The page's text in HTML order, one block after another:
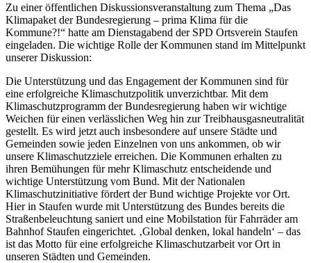
Zu einer öffentlichen Diskussionsveranstaltung zum Thema „Das
Klimapaket der Bundesregierung – prima Klima für die
Kommune?!“ hatte am Dienstagabend der SPD Ortsverein Staufen
eingeladen. Die wichtige Rolle der Kommunen stand im Mittelpunkt
unserer Diskussion:
Die Unterstützung und das Engagement der Kommunen sind für
eine erfolgreiche Klimaschutzpolitik unverzichtbar. Mit dem
Klimaschutzprogramm der Bundesregierung haben wir wichtige
Weichen für einen verlässlichen Weg hin zur Treibhausgasneutralität
gestellt. Es wird jetzt auch insbesondere auf unsere Städte und
Gemeinden sowie jeden Einzelnen von uns ankommen, ob wir
unsere Klimaschutzziele erreichen. Die Kommunen erhalten zu
ihren Bemühungen für mehr Klimaschutz entscheidende und
wichtige Unterstützung vom Bund. Mit der Nationalen
Klimaschutzinitiative fördert der Bund wichtige Projekte vor Ort.
Hier in Staufen wurde mit Unterstützung des Bundes bereits die
Straßenbeleuchtung saniert und eine Mobilstation für Fahrräder am
Bahnhof Staufen eingerichtet. ‚Global denken, lokal handeln‘ – das
ist das Motto für eine erfolgreiche Klimaschutzarbeit vor Ort in
unseren Städten und Gemeinden.